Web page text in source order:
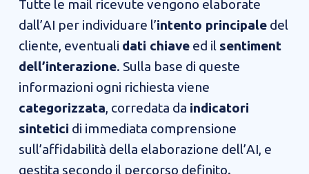
Tutte le mail ricevute vengono elaborate
dall’AI per individuare l’intento principale del
cliente, eventuali dati chiave ed il sentiment
dell’interazione. Sulla base di queste
informazioni ogni richiesta viene
categorizzata, corredata da indicatori
sintetici di immediata comprensione
sull’affidabilità della elaborazione dell’AI, e
gestita secondo il percorso definito.